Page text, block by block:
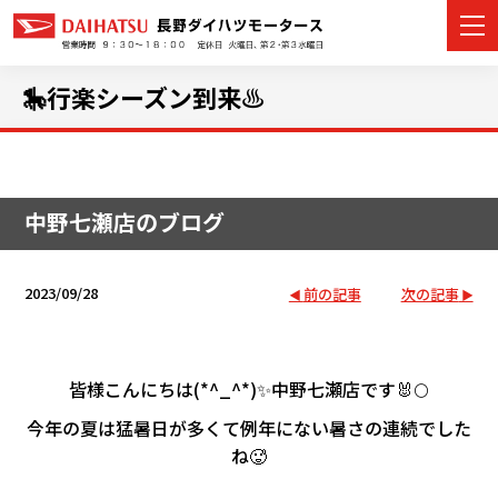
店舗情報
ご購入者サポート
🎠行楽シーズン到来♨
中野七瀬店のブログ
2023/09/28 前の記事 次の記事
皆様こんにちは(*^_^*)✨中野七瀬店です🐰🌕
今年の夏は猛暑日が多くて例年にない暑さの連続でした
ね🥵